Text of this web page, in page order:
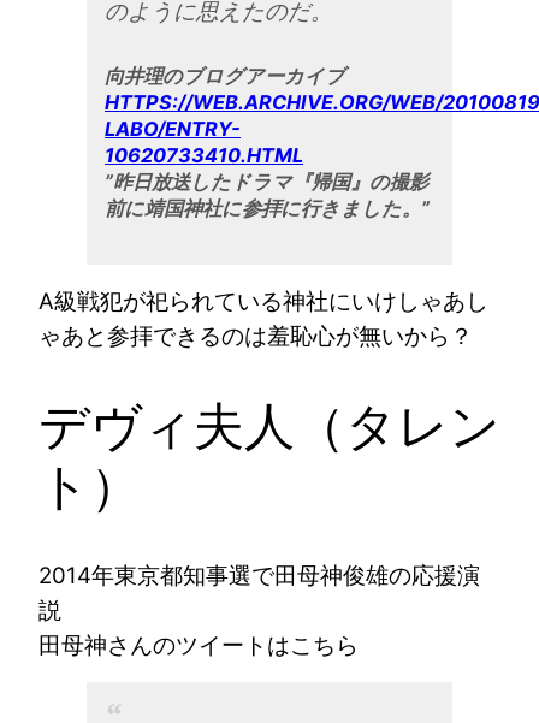
のように思えたのだ。
向井理のブログアーカイブ
HTTPS://WEB.ARCHIVE.ORG/WEB/
LABO/ENTRY-
10620733410.HTML
”昨日放送したドラマ『帰国』の撮影
前に靖国神社に参拝に行きました。”
A級戦犯が祀られている神社にいけしゃあし
ゃあと参拝できるのは羞恥心が無いから？
デヴィ夫人（タレン
ト）
2014年東京都知事選で田母神俊雄の応援演
説
田母神さんのツイートはこちら